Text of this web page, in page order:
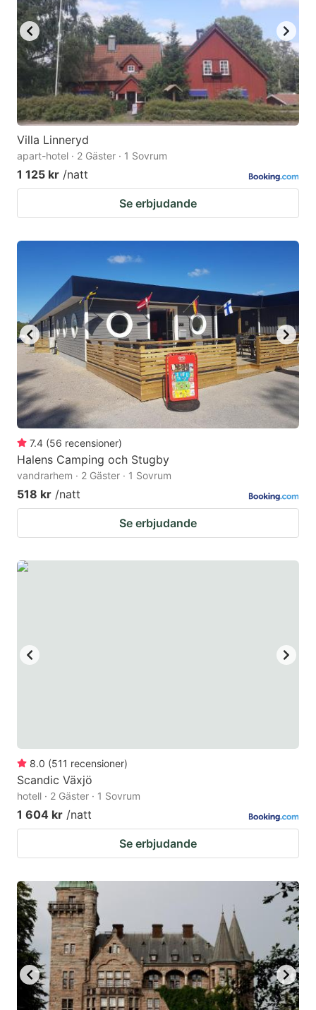
to
get
the
keyboard
shortcuts
for
changing
dates.
get
the
keyboard
shortcuts
for
Villa Linneryd
apart-hotel · 2 Gäster · 1 Sovrum
1 125 kr /natt
Se erbjudande
7.4 (56 recensioner)
Halens Camping och Stugby
vandrarhem · 2 Gäster · 1 Sovrum
518 kr /natt
Se erbjudande
8.0 (511 recensioner)
Scandic Växjö
hotell · 2 Gäster · 1 Sovrum
1 604 kr /natt
Se erbjudande